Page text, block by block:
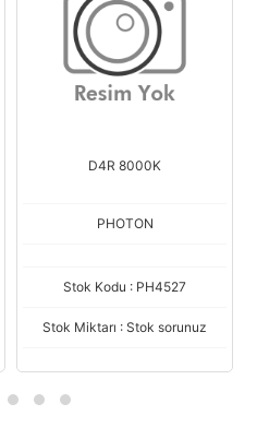
D4R 8000K
PHOTON
Stok Kodu : PH4527
Stok Miktarı : Stok sorunuz